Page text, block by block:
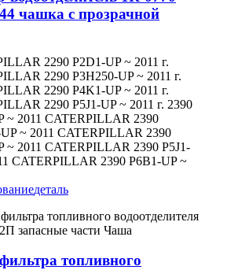
чашка с прозрачной
2290 P2D1-UP ~ 2011 г.
2290 P3H250-UP ~ 2011 г.
2290 P4K1-UP ~ 2011 г.
2290 P5J1-UP ~ 2011 г. 2390
~ 2011 CATERPILLAR 2390
~ 2011 CATERPILLAR 2390
~ 2011 CATERPILLAR 2390 P5J1-
CATERPILLAR 2390 P6B1-UP ~
деталь
топливного